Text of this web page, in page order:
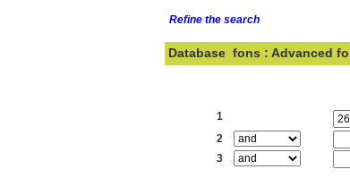
Refine the search
Database fons : Advanced
1
2
3